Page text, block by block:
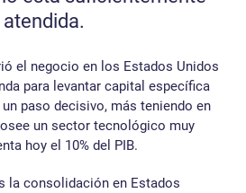
atendida.
el negocio en los Estados Unidos
para levantar capital específica
paso decisivo, más teniendo en
un sector tecnológico muy
hoy el 10% del PIB.
la consolidación en Estados